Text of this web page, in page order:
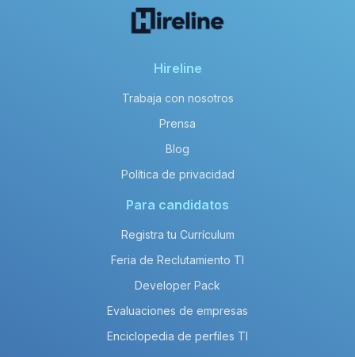
Hireline
Trabaja con nosotros
Prensa
Blog
Política de privacidad
Para candidatos
Registra tu Currículum
Feria de Reclutamiento TI
Developer Pack
Evaluaciones de empresas
Enciclopedia de perfiles TI